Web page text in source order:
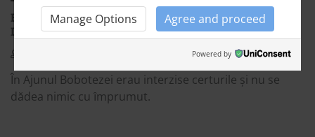
BOBOTEAZA – SĂRBĂTOAREA CURĂȚIRII ȘI
LUMINĂRII
În Ajunul Bobotezei erau interzise certurile și nu se
dădea nimic cu ȋmprumut.
Manage Options Agree and proceed
Powered by